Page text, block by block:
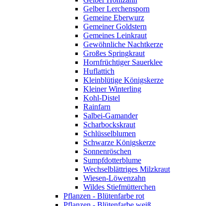
Gelber Lerchensporn
Gemeine Eberwurz
Gemeiner Goldstern
Gemeines Leinkraut
Gewöhnliche Nachtkerze
Großes Springkraut
Hornfrüchtiger Sauerklee
Huflattich
Kleinblütige Königskerze
Kleiner Winterling
Kohl-Distel
Rainfarn
Salbei-Gamander
Scharbockskraut
Schlüsselblumen
Schwarze Königskerze
Sonnenröschen
Sumpfdotterblume
Wechselblättriges Milzkraut
Wiesen-Löwenzahn
Wildes Stiefmütterchen
Pflanzen - Blütenfarbe rot